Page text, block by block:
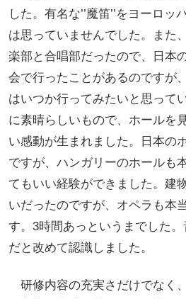
した。有名な’’魔笛’’をヨーロ
は思っていませんでした。また
楽部と合唱部だったので、日本
会で行ったことがあるのですが
はいつか行ってみたいと思って
に素晴らしいもので、ホールを
い感動が生まれました。日本の
ですが、ハンガリーのホールも
てもいい経験ができました。建
いだったのですが、オペラも本
す。3時間あっというまでした
だと改めて認識しました。
研修内容の充実さだけでなく